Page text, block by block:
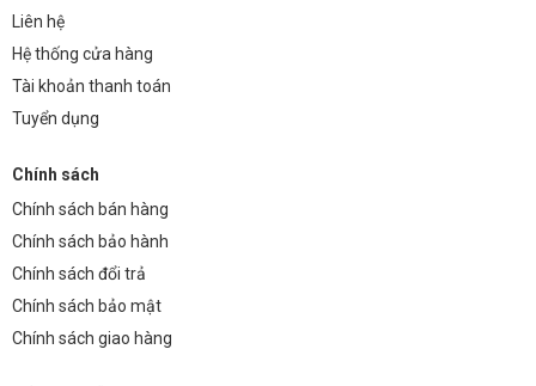
Liên hệ
Hệ thống cửa hàng
Tài khoản thanh toán
Tuyển dụng
Chính sách
Chính sách bán hàng
Chính sách bảo hành
Chính sách đổi trả
Chính sách bảo mật
Chính sách giao hàng